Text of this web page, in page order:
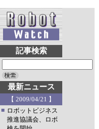
記事検索
最新ニュース
【 2009/04/21 】
■ ロボットビジネス
推進協議会、ロボ